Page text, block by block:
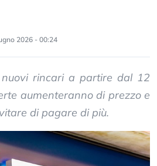
2026 - 00:24
rincari a partire dal 12
aumenteranno di prezzo e
di pagare di più.